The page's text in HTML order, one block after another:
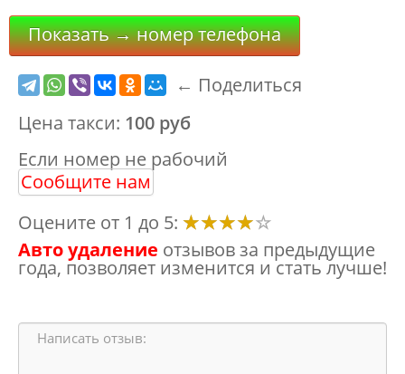
Показать → номер телефона
← Поделиться
Цена такси: 100 руб
Если номер не рабочий
Сообщите нам
Оцените от 1 до 5:
Авто удаление отзывов за предыдущие
года, позволяет изменится и стать лучше!